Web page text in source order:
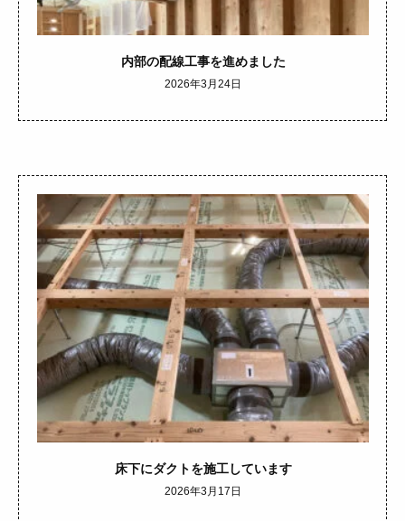
内部の配線工事を進めました
2026年3月24日
床下にダクトを施工しています
2026年3月17日